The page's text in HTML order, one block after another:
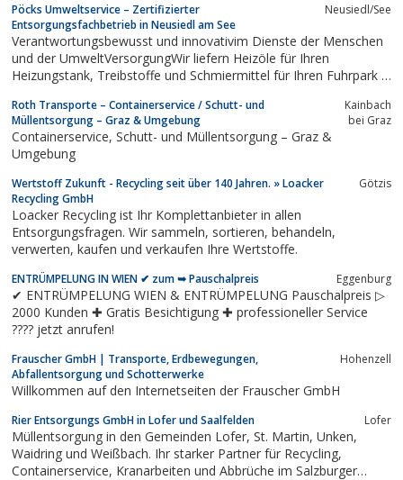
Pöcks Umweltservice – Zertifizierter
Entsorgungsfachbetrieb in Neusiedl am See
Neusiedl/See
Verantwortungsbewusst und innovativim Dienste der Menschen
und der UmweltVersorgungWir liefern Heizöle für Ihren
Heizungstank, Treibstoffe und Schmiermittel für Ihren Fuhrpark ...
Roth Transporte – Containerservice / Schutt- und
Müllentsorgung – Graz & Umgebung
Kainbach
bei Graz
Containerservice, Schutt- und Müllentsorgung – Graz &
Umgebung
Wertstoff Zukunft - Recycling seit über 140 Jahren. » Loacker
Recycling GmbH
Götzis
Loacker Recycling ist Ihr Komplettanbieter in allen
Entsorgungsfragen. Wir sammeln, sortieren, behandeln,
verwerten, kaufen und verkaufen Ihre Wertstoffe.
ENTRÜMPELUNG IN WIEN ✔ zum ➥ Pauschalpreis Eggenburg
✔ ENTRÜMPELUNG WIEN & ENTRÜMPELUNG Pauschalpreis ▷
2000 Kunden ✚ Gratis Besichtigung ✚ professioneller Service
???? jetzt anrufen!
Frauscher GmbH | Transporte, Erdbewegungen,
Abfallentsorgung und Schotterwerke
Hohenzell
Willkommen auf den Internetseiten der Frauscher GmbH
Rier Entsorgungs GmbH in Lofer und Saalfelden Lofer
Müllentsorgung in den Gemeinden Lofer, St. Martin, Unken,
Waidring und Weißbach. Ihr starker Partner für Recycling,
Containerservice, Kranarbeiten und Abbrüche im Salzburger